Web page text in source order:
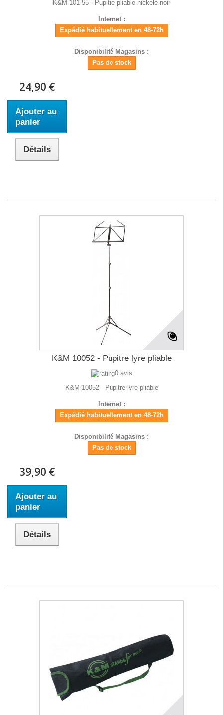
K&M 101-55 - Pupitre pliable nickelé noir
Internet :
Expédié habituellement en 48-72h
Disponibilité Magasins :
Pas de stock
24,90 €
Ajouter au
panier
Détails
K&M 10052 - Pupitre lyre pliable
0 avis
K&M 10052 - Pupitre lyre pliable
Internet :
Expédié habituellement en 48-72h
Disponibilité Magasins :
Pas de stock
39,90 €
Ajouter au
panier
Détails